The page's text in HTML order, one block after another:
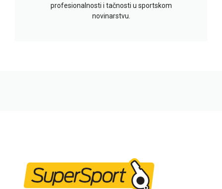
profesionalnosti i tačnosti u sportskom
novinarstvu.